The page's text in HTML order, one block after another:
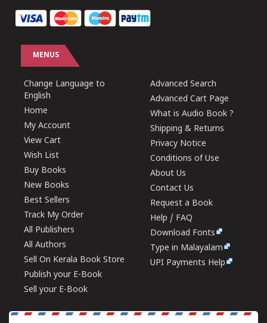
MENUS
Change Language to
English
Home
My Account
View Cart
Wish List
Buy Books
New Books
Best Sellers
Track My Order
All Publishers
All Authors
Sell On Kerala Book Store
Publish your E-Book
Sell your E-Book
Advanced Search
Advanced Cart Page
What is Audio Book ?
Shipping & Returns
Privacy Notice
Conditions of Use
About Us
Contact Us
Request a Book
Help / FAQ
Download Fonts
Type in Malayalam
UPI Payments Help